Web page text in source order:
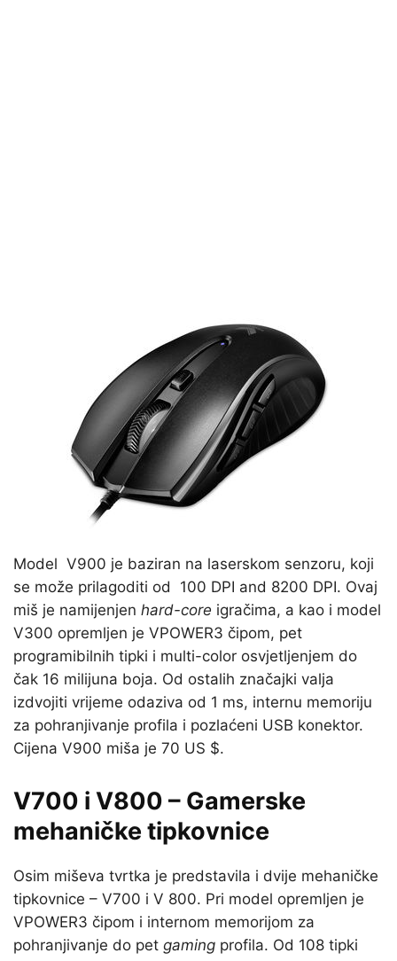
Model V900 je baziran na laserskom senzoru, koji
se može prilagoditi od 100 DPI and 8200 DPI. Ovaj
miš je namijenjen hard-core igračima, a kao i model
V300 opremljen je VPOWER3 čipom, pet
programibilnih tipki i multi-color osvjetljenjem do
čak 16 milijuna boja. Od ostalih značajki valja
izdvojiti vrijeme odaziva od 1 ms, internu memoriju
za pohranjivanje profila i pozlaćeni USB konektor.
Cijena V900 miša je 70 US $.
V700 i V800 – Gamerske
mehaničke tipkovnice
Osim miševa tvrtka je predstavila i dvije mehaničke
tipkovnice – V700 i V 800. Pri model opremljen je
VPOWER3 čipom i internom memorijom za
pohranjivanje do pet gaming profila. Od 108 tipki